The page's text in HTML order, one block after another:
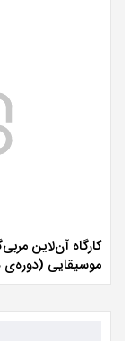
کارگاه آن‌لاین
موسیقایی